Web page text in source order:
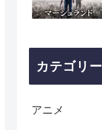
カテゴリー
アニメ